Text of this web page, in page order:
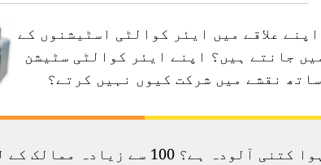
علاقے میں ایئر کوالٹی اسٹیشنوں کے
جانتے ہیں؟ اپنے ایئر کوالٹی سٹیشن
نقشے میں شرکت کیوں نہیں کرتے؟
ہے؟ 100 سے زیادہ ممالک کے لیے ریئل ٹائم فضائی آلودگی کا نقشہ دیکھیں۔